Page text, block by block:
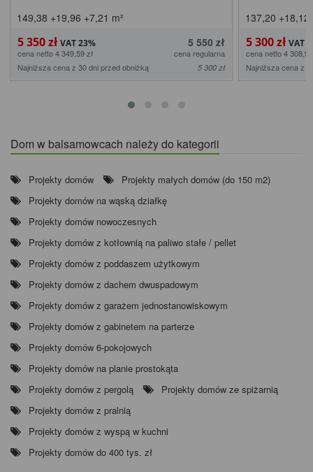
149,38 +19,96 +7,21 m²
5 350 zł 5 550 zł
cena netto 4 349,59 zł
cena regularna
Najniższa cena z 30 dni przed obniżką
5 300 zł
137,20 +18,12
5 300 zł
cena netto 4
Najniższa cena z
Dom w balsamowcach należy do kategorii
Projekty domów
Projekty małych domów (do 150 m2)
Projekty domów na wąską działkę
Projekty domów nowoczesnych
Projekty domów z kotłownią na paliwo stałe / pellet
Projekty domów z poddaszem użytkowym
Projekty domów z dachem dwuspadowym
Projekty domów z garażem jednostanowiskowym
Projekty domów z gabinetem na parterze
Projekty domów 6-pokojowych
Projekty domów na planie prostokąta
Projekty domów z pergolą
Projekty domów ze spiżarnią
Projekty domów z pralnią
Projekty domów z wyspą w kuchni
Projekty domów do 400 tys. zł